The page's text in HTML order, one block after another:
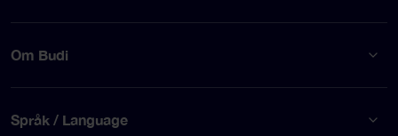
Om Budi
Språk / Language